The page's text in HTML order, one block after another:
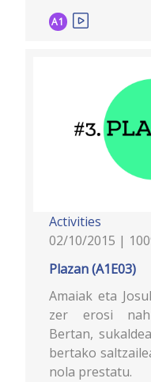
A1
Activities
02/10/2015 |
Plazan (A1E03)
Amaiak eta
zer erosi
Bertan,
bertako
nola prestatu.